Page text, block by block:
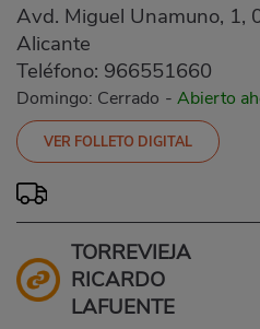
Avd. Miguel Unamuno, 1,
Alicante
Teléfono: 966551660
Domingo: Cerrado - Abierto
VER FOLLETO DIGITAL
TORREVIEJA
RICARDO
LAFUENTE